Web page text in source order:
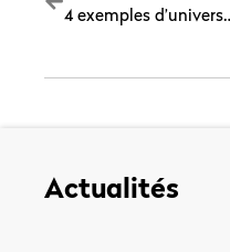
4 exemples
Actualités